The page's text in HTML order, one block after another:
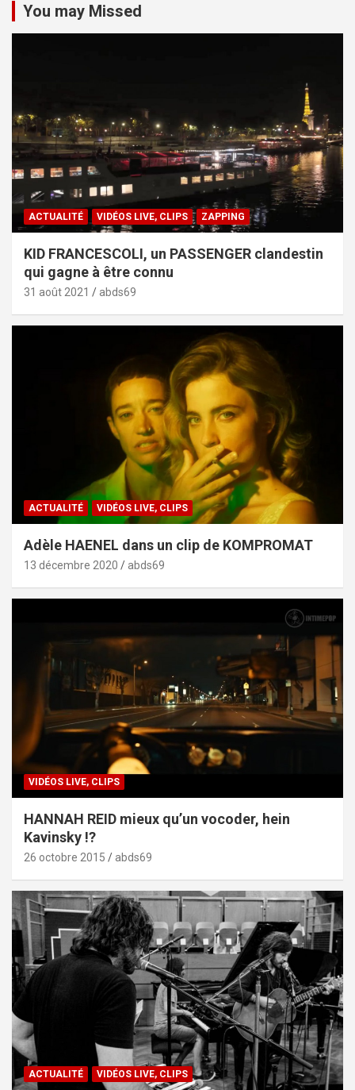
You may Missed
ACTUALITÉ VIDÉOS LIVE, CLIPS ZAPPING
KID FRANCESCOLI, un PASSENGER clandestin
qui gagne à être connu
31 août 2021 abds69
ACTUALITÉ VIDÉOS LIVE, CLIPS
Adèle HAENEL dans un clip de KOMPROMAT
13 décembre 2020 abds69
VIDÉOS LIVE, CLIPS
HANNAH REID mieux qu’un vocoder, hein
Kavinsky !?
26 octobre 2015 abds69
ACTUALITÉ VIDÉOS LIVE, CLIPS